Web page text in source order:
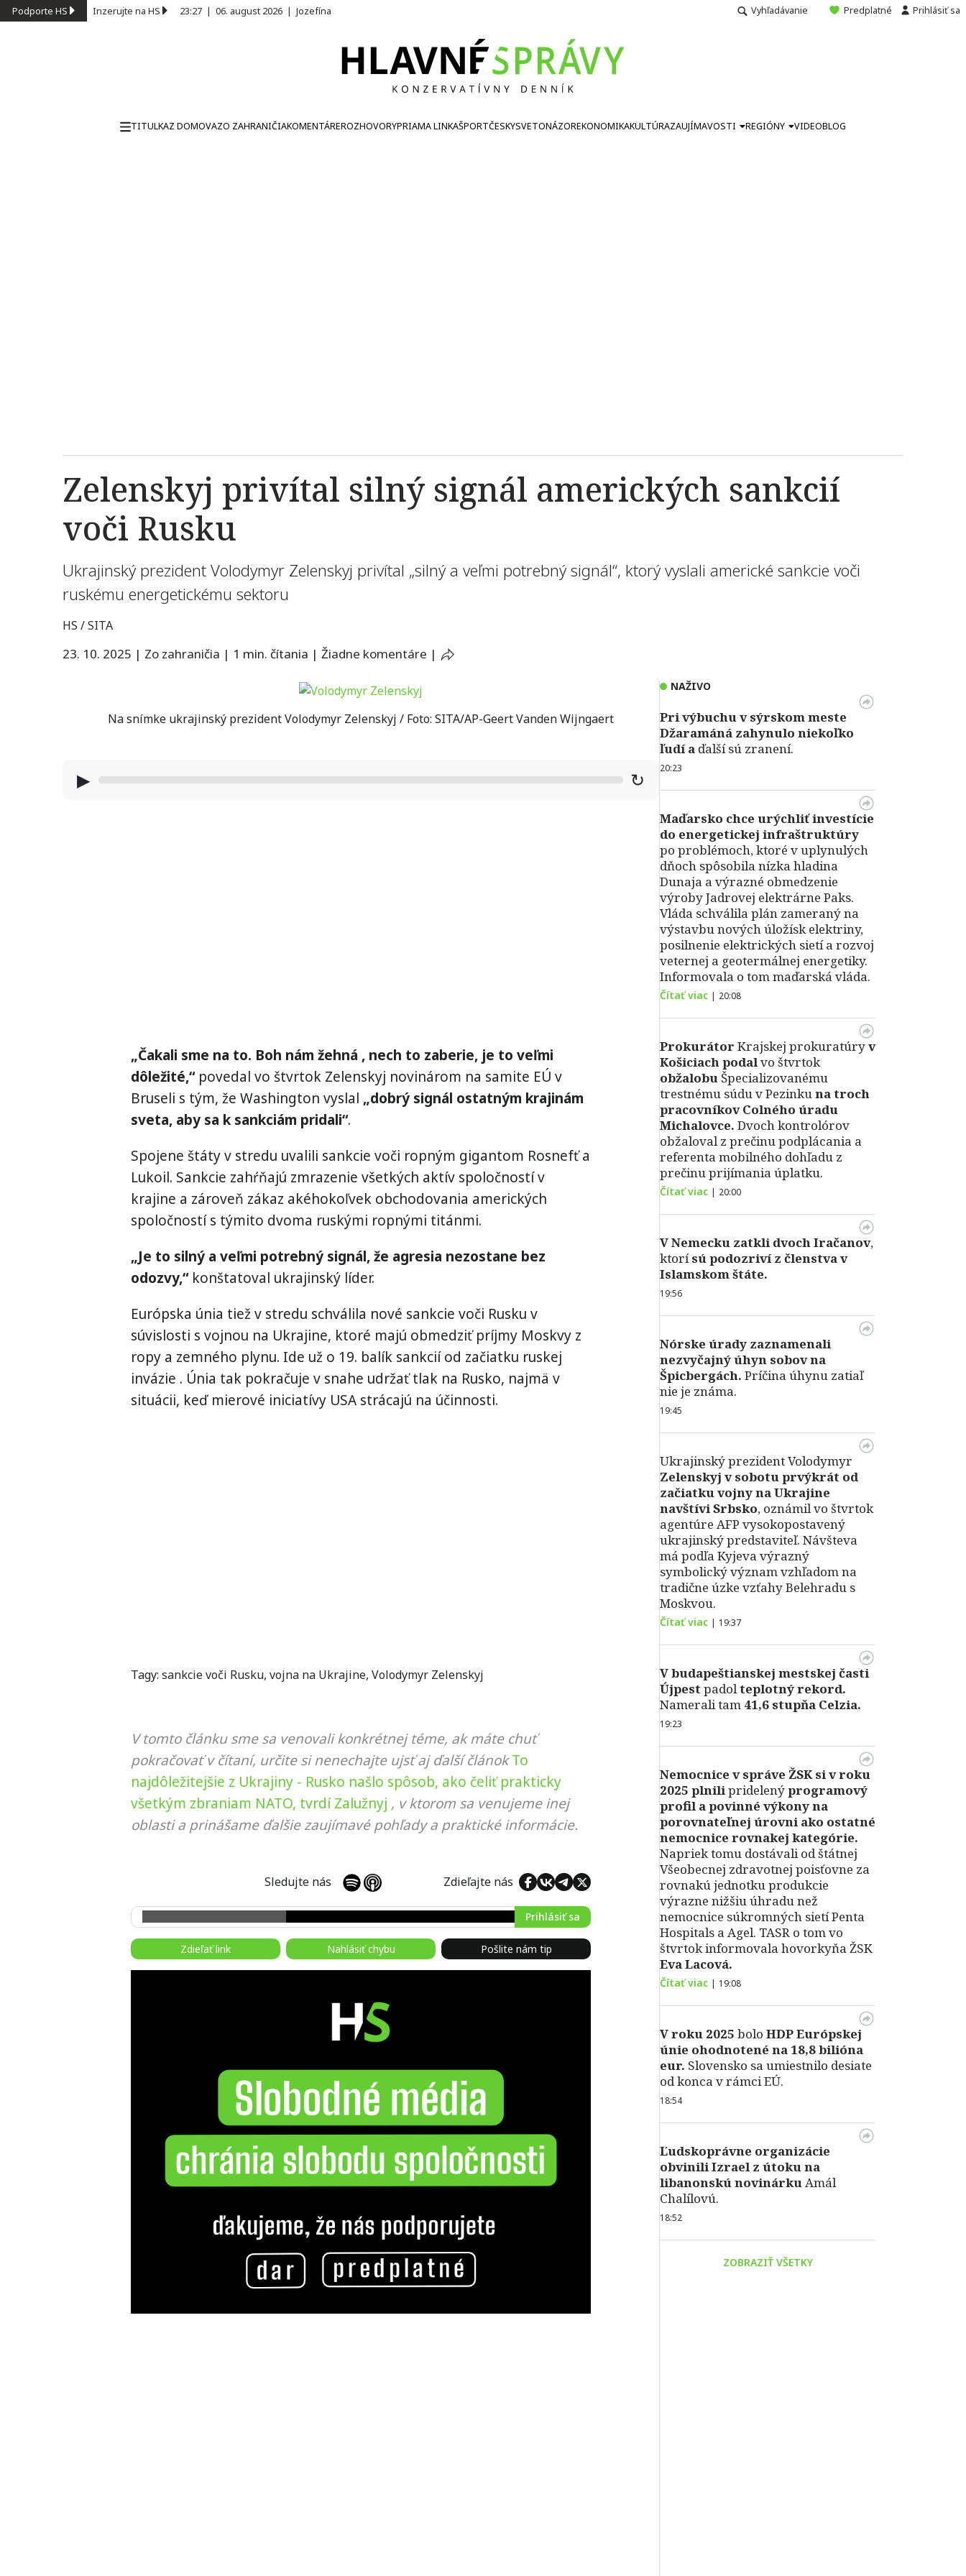
Podporte HS Inzerujte na HS 23:27 | 06. august 2026 | Jozefína Vyhľadávanie Predplatné Prihlásiť sa
TITULKAZ DOMOVAZO ZAHRANIČIAKOMENTÁREROZHOVORYPRIAMA LINKAŠPORTČESKYSVETONÁZOREKONOMIKAKULTÚRAZAUJÍMAVOSTI REGIÓNY VIDEOBLOG
Zelenskyj privítal silný signál amerických sankcií
voči Rusku
Ukrajinský prezident Volodymyr Zelenskyj privítal „silný a veľmi potrebný signál“, ktorý vyslali americké sankcie voči
ruskému energetickému sektoru
HS / SITA
23. 10. 2025 | Zo zahraničia | 1 min. čítania | Žiadne komentáre |
Na snímke ukrajinský prezident Volodymyr Zelenskyj / Foto: SITA/AP-Geert Vanden Wijngaert
▶ ↻
„Čakali sme na to. Boh nám žehná , nech to zaberie, je to veľmi
dôležité,“povedal vo štvrtok Zelenskyj novinárom na samite EÚ v
Bruseli s tým, že Washington vyslal „dobrý signál ostatným krajinám
sveta, aby sa k sankciám pridali“.
Spojene štáty v stredu uvalili sankcie voči ropným gigantom Rosnefť a
Lukoil. Sankcie zahŕňajú zmrazenie všetkých aktív spoločností v
krajine a zároveň zákaz akéhokoľvek obchodovania amerických
spoločností s týmito dvoma ruskými ropnými titánmi.
„Je to silný a veľmi potrebný signál, že agresia nezostane bez
odozvy,“konštatoval ukrajinský líder.
Európska únia tiež v stredu schválila nové sankcie voči Rusku v
súvislosti s vojnou na Ukrajine, ktoré majú obmedziť príjmy Moskvy z
ropy a zemného plynu. Ide už o 19. balík sankcií od začiatku ruskej
invázie . Únia tak pokračuje v snahe udržať tlak na Rusko, najmä v
situácii, keď mierové iniciatívy USA strácajú na účinnosti.
Tagy: sankcie voči Rusku, vojna na Ukrajine, Volodymyr Zelenskyj
V tomto článku sme sa venovali konkrétnej téme, ak máte chuť
pokračovať v čítaní, určite si nenechajte ujsť aj ďalší článok To
najdôležitejšie z Ukrajiny - Rusko našlo spôsob, ako čeliť prakticky
všetkým zbraniam NATO, tvrdí Zalužnyj , v ktorom sa venujeme inej
oblasti a prinášame ďalšie zaujímavé pohľady a praktické informácie.
Sledujte nás Zdieľajte nás
Prihlásiť sa
Zdieľať link Nahlásiť chybu Pošlite nám tip
NAŽIVO
Pri výbuchu v sýrskom meste
Džaramáná zahynulo niekoľko
ľudí a ďalší sú zranení.
20:23
Maďarsko chce urýchliť investície
do energetickej infraštruktúry
po problémoch, ktoré v uplynulých
dňoch spôsobila nízka hladina
Dunaja a výrazné obmedzenie
výroby Jadrovej elektrárne Paks.
Vláda schválila plán zameraný na
výstavbu nových úložísk elektriny,
posilnenie elektrických sietí a rozvoj
veternej a geotermálnej energetiky.
Informovala o tom maďarská vláda.
Čítať viac | 20:08
Prokurátor Krajskej prokuratúryv
Košiciach podalvo štvrtok
obžalobu Špecializovanému
trestnému súdu v Pezinkuna troch
pracovníkov Colného úradu
Michalovce. Dvoch kontrolórov
obžaloval z prečinu podplácania a
referenta mobilného dohľadu z
prečinu prijímania úplatku.
Čítať viac | 20:00
V Nemecku zatkli dvoch Iračanov,
ktorísú podozriví z členstva v
Islamskom štáte.
19:56
Nórske úrady zaznamenali
nezvyčajný úhyn sobov na
Špicbergách. Príčina úhynu zatiaľ
nie je známa.
19:45
Ukrajinský prezident Volodymyr
Zelenskyj v sobotu prvýkrát od
začiatku vojny na Ukrajine
navštívi Srbsko, oznámil vo štvrtok
agentúre AFP vysokopostavený
ukrajinský predstaviteľ. Návšteva
má podľa Kyjeva výrazný
symbolický význam vzhľadom na
tradične úzke vzťahy Belehradu s
Moskvou.
Čítať viac | 19:37
Vbudapeštianskej mestskej časti
Újpestpadolteplotný rekord.
Namerali tam 41,6 stupňa Celzia.
19:23
Nemocnice v správe ŽSK si v roku
2025 plnilipridelenýprogramový
profil a povinné výkony na
porovnateľnej úrovni ako ostatné
nemocnice rovnakej kategórie.
Napriek tomu dostávali od štátnej
Všeobecnej zdravotnej poisťovne za
rovnakú jednotku produkcie
výrazne nižšiu úhradu než
nemocnice súkromných sietí Penta
Hospitals a Agel. TASR o tom vo
štvrtok informovala hovorkyňa ŽSK
Eva Lacová.
Čítať viac | 19:08
V roku 2025 bolo HDPEurópskej
únie ohodnotené na 18,8 bilióna
eur. Slovensko sa umiestnilo desiate
od konca v rámci EÚ.
18:54
Ľudskoprávne organizácie
obvinili Izrael z útoku na
libanonskú novinárkuAmál
Chalílovú.
18:52
ZOBRAZIŤ VŠETKY